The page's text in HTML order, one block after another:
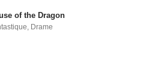
of the Dragon
, Drame